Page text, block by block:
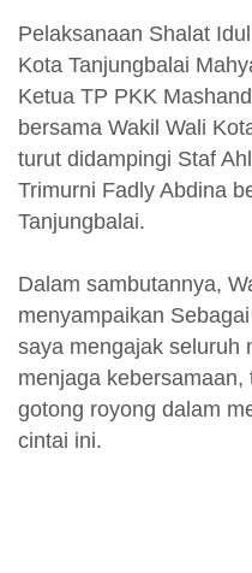
Pelaksanaan Shalat
Kota Tanjungbalai
Ketua TP PKK
bersama Wakil Wali
turut didampingi Staf
Trimurni Fadly Abdina
Tanjungbalai.
Dalam sambutannya,
menyampaikan
saya mengajak seluruh
menjaga
gotong royong dalam
cintai ini.